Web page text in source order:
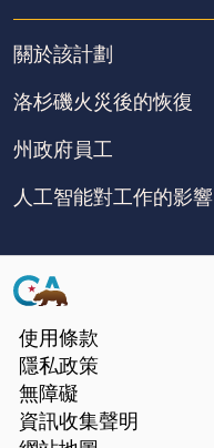
關於該計劃
洛杉磯火災後的恢復
州政府員工
人工智能對工作的影響
CA.gov
使用條款
隱私政策
無障礙
資訊收集聲明